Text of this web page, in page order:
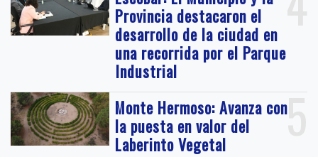
Provincia destacaron el
desarrollo de la ciudad en
una recorrida por el Parque
Industrial
5
Monte Hermoso: Avanza con
la puesta en valor del
Laberinto Vegetal